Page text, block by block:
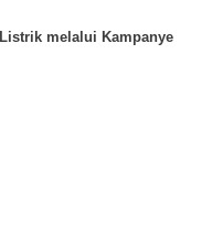
melalui Kampanye